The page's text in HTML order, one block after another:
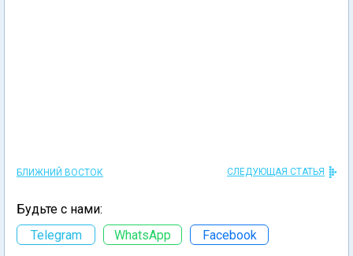
БЛИЖНИЙ ВОСТОК СЛЕДУЮЩАЯ СТАТЬЯ
Будьте с нами:
Telegram
WhatsApp Facebook